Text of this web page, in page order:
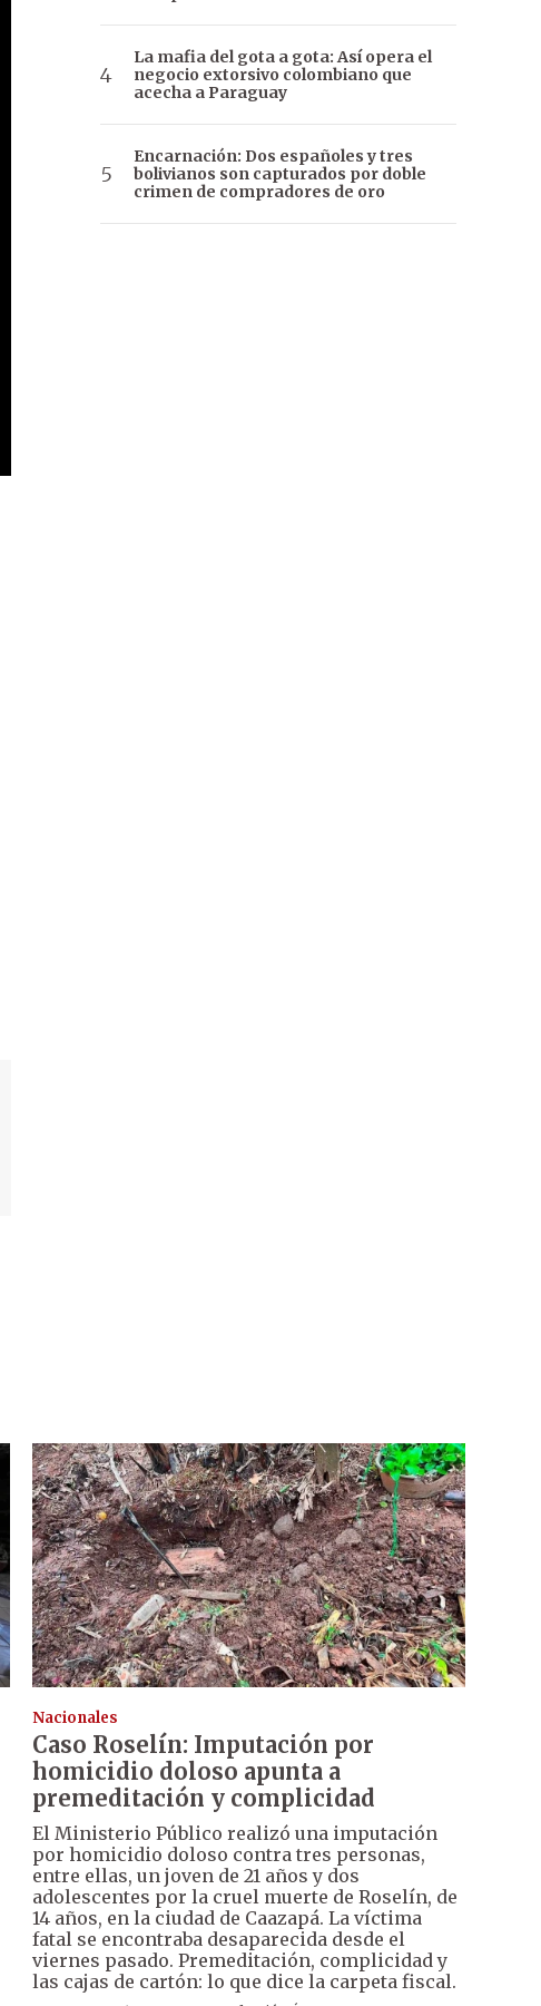
La mafia del gota a gota: Así opera el
negocio extorsivo colombiano que
acecha a Paraguay
Encarnación: Dos españoles y tres
bolivianos son capturados por doble
crimen de compradores de oro
Nacionales
Caso Roselín: Imputación por
homicidio doloso apunta a
premeditación y complicidad
El Ministerio Público realizó una imputación
por homicidio doloso contra tres personas,
entre ellas, un joven de 21 años y dos
adolescentes por la cruel muerte de Roselín, de
14 años, en la ciudad de Caazapá. La víctima
fatal se encontraba desaparecida desde el
viernes pasado. Premeditación, complicidad y
las cajas de cartón: lo que dice la carpeta fiscal.